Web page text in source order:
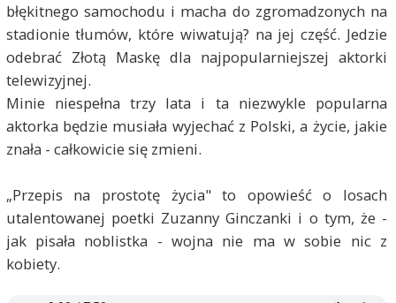
błękitnego samochodu i macha do zgromadzonych na
stadionie tłumów, które wiwatują? na jej część. Jedzie
odebrać Złotą Maskę dla najpopularniejszej aktorki
telewizyjnej.
Minie niespełna trzy lata i ta niezwykle popularna
aktorka będzie musiała wyjechać z Polski, a życie, jakie
znała - całkowicie się zmieni.
„Przepis na prostotę życia" to opowieść o losach
utalentowanej poetki Zuzanny Ginczanki i o tym, że -
jak pisała noblistka - wojna nie ma w sobie nic z
kobiety.